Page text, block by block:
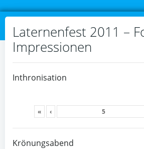
Laternenfest 2011 –
Impressionen
Inthronisation
« ‹
Krönungsabend